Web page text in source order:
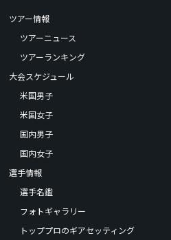
ツアー情報
ツアーニュース
ツアーランキング
大会スケジュール
米国男子
米国女子
国内男子
国内女子
選手情報
選手名鑑
フォトギャラリー
トッププロのギアセッティング